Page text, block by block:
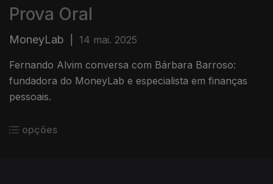
Prova Oral
MoneyLab 14 mai. 2025
Fernando Alvim conversa com Bárbara Barroso:
fundadora do MoneyLab e especialista em finanças
pessoais.
opções